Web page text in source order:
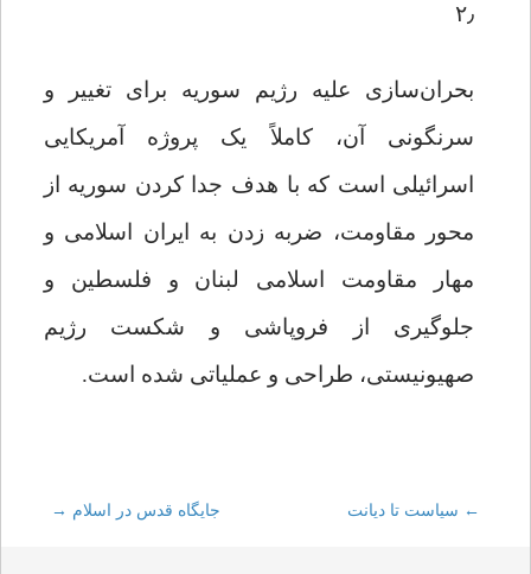
۲٫
بحران‌سازی علیه رژیم سوریه برای تغییر و
سرنگونی آن، کاملاً یک پروژه آمریکایی
اسرائیلی است که با هدف جدا کردن سوریه از
محور مقاومت، ضربه زدن به ایران اسلامی و
مهار مقاومت اسلامی لبنان و فلسطین و
جلوگیری از فروپاشی و شکست رژیم
صهیونیستی، طراحی و عملیاتی شده است.
Post
← سیاست تا دیانت جایگاه قدس در اسلام →